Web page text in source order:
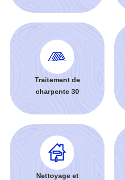
Traitement de
charpente 30
Nettoyage et